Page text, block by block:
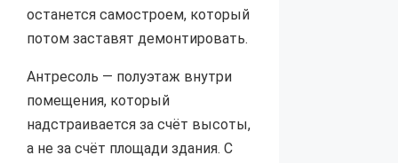
останется самостроем, который
потом заставят демонтировать.
Антресоль — полуэтаж внутри
помещения, который
надстраивается за счёт высоты,
а не за счёт площади здания. С